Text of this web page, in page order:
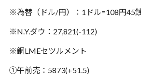
※為替（ドル/円）：1ドル=108円45
※N.Y.ダウ：27,821(-112)
※銅LMEセツルメント
①午前売：5873(+51.5)